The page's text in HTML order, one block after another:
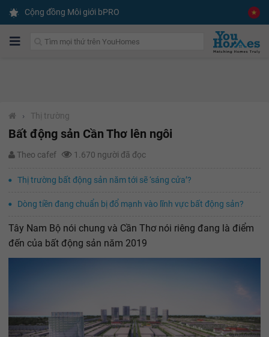
Cộng đồng Môi giới bPRO
› Thị trường
Bất động sản Cần Thơ lên ngôi
Theo cafef 1.670 người đã đọc
Thị trường bất động sản năm tới sẽ ‘sáng cửa’?
Dòng tiền đang chuẩn bị đổ mạnh vào lĩnh vực bất động sản?
Tây Nam Bộ nói chung và Cần Thơ nói riêng đang là điểm
đến của bất động sản năm 2019